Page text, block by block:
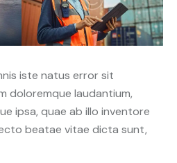
iste natus error sit
doloremque laudantium,
ipsa, quae ab illo inventore
beatae vitae dicta sunt,